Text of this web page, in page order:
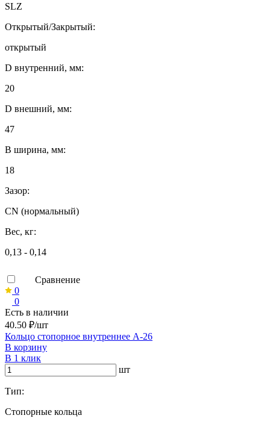
SLZ
Открытый/Закрытый:
открытый
D внутренний, мм:
20
D внешний, мм:
47
B ширина, мм:
18
Зазор:
CN (нормальный)
Вес, кг:
0,13 - 0,14
Сравнение
0
0
Есть в наличии
40.50 ₽/шт
Кольцо стопорное внутреннее А-26
В корзину
В 1 клик
шт
Тип:
Стопорные кольца